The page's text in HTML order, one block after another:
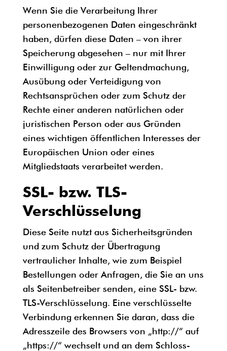
Wenn Sie die Verarbeitung Ihrer
personenbezogenen Daten eingeschränkt
haben, dürfen diese Daten – von ihrer
Speicherung abgesehen – nur mit Ihrer
Einwilligung oder zur Geltendmachung,
Ausübung oder Verteidigung von
Rechtsansprüchen oder zum Schutz der
Rechte einer anderen natürlichen oder
juristischen Person oder aus Gründen
eines wichtigen öffentlichen Interesses der
Europäischen Union oder eines
Mitgliedstaats verarbeitet werden.
SSL- bzw. TLS-
Verschlüsselung
Diese Seite nutzt aus Sicherheitsgründen
und zum Schutz der Übertragung
vertraulicher Inhalte, wie zum Beispiel
Bestellungen oder Anfragen, die Sie an uns
als Seitenbetreiber senden, eine SSL- bzw.
TLS-Verschlüsselung. Eine verschlüsselte
Verbindung erkennen Sie daran, dass die
Adresszeile des Browsers von „http://“ auf
„https://“ wechselt und an dem Schloss-